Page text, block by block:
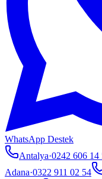
WhatsApp Destek
Antalya·0242 606 14
Adana·0322 911 02 54